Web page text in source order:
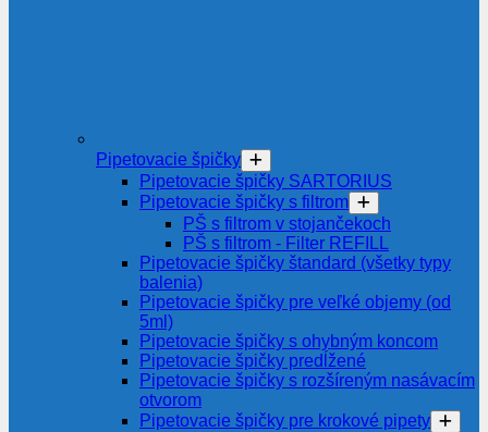
Pipetovacie špičky
Pipetovacie špičky SARTORIUS
Pipetovacie špičky s filtrom
PŠ s filtrom v stojančekoch
PŠ s filtrom - Filter REFILL
Pipetovacie špičky štandard (všetky typy
balenia)
Pipetovacie špičky pre veľké objemy (od
5ml)
Pipetovacie špičky s ohybným koncom
Pipetovacie špičky predĺžené
Pipetovacie špičky s rozšíreným nasávacím
otvorom
Pipetovacie špičky pre krokové pipety